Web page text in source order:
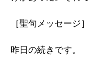
［聖句メッセージ］
昨日の続きです。